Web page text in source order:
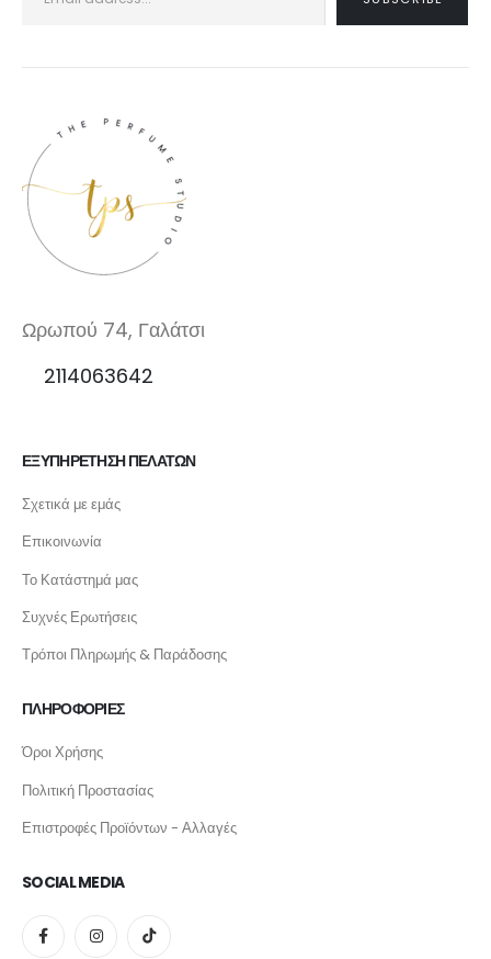
Ωρωπού 74, Γαλάτσι
2114063642
ΕΞΥΠΗΡΕΤΗΣΗ ΠΕΛΑΤΩΝ
Σχετικά με εμάς
Επικοινωνία
Το Κατάστημά μας
Συχνές Ερωτήσεις
Τρόποι Πληρωμής & Παράδοσης
ΠΛΗΡΟΦΟΡΙΕΣ
Όροι Χρήσης
Πολιτική Προστασίας
Επιστροφές Προϊόντων - Αλλαγές
SOCIAL MEDIA